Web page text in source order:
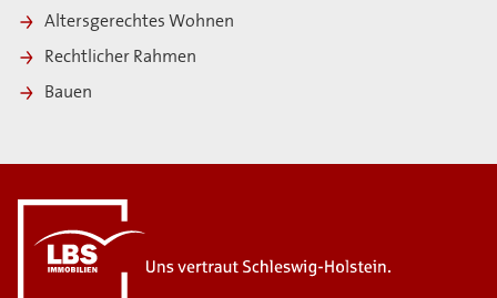
Altersgerechtes Wohnen
Rechtlicher Rahmen
Bauen